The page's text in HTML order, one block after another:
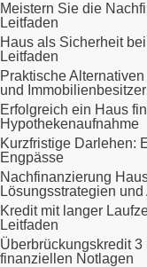
Meistern Sie die
Leitfaden
Haus als Sicherheit
Leitfaden
Praktische
und Immobilienbesitzer
Erfolgreich ein Haus
Hypothekenaufnahme
Kurzfristige Darlehen:
Engpässe
Nachfinanzierung
Lösungsstrategien
Kredit mit langer
Leitfaden
Überbrückungskredit
finanziellen Notlagen